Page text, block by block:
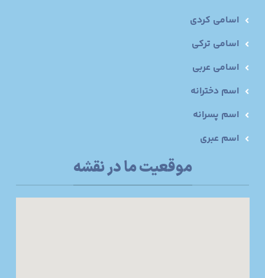
اسامی کردی
اسامی ترکی
اسامی عربی
اسم دخترانه
اسم پسرانه
اسم عبری
موقعیت ما در نقشه